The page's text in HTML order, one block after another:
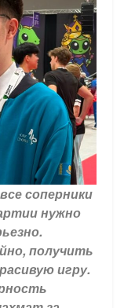
соперники
нужно
получить
игру.